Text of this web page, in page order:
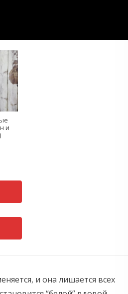
и
и она лишается всех